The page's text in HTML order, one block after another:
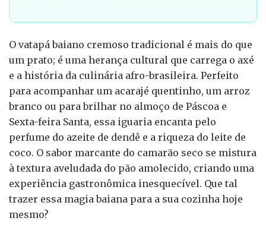
O vatapá baiano cremoso tradicional é mais do que
um prato; é uma herança cultural que carrega o axé
e a história da culinária afro-brasileira. Perfeito
para acompanhar um acarajé quentinho, um arroz
branco ou para brilhar no almoço de Páscoa e
Sexta-feira Santa, essa iguaria encanta pelo
perfume do azeite de dendê e a riqueza do leite de
coco. O sabor marcante do camarão seco se mistura
à textura aveludada do pão amolecido, criando uma
experiência gastronômica inesquecível. Que tal
trazer essa magia baiana para a sua cozinha hoje
mesmo?